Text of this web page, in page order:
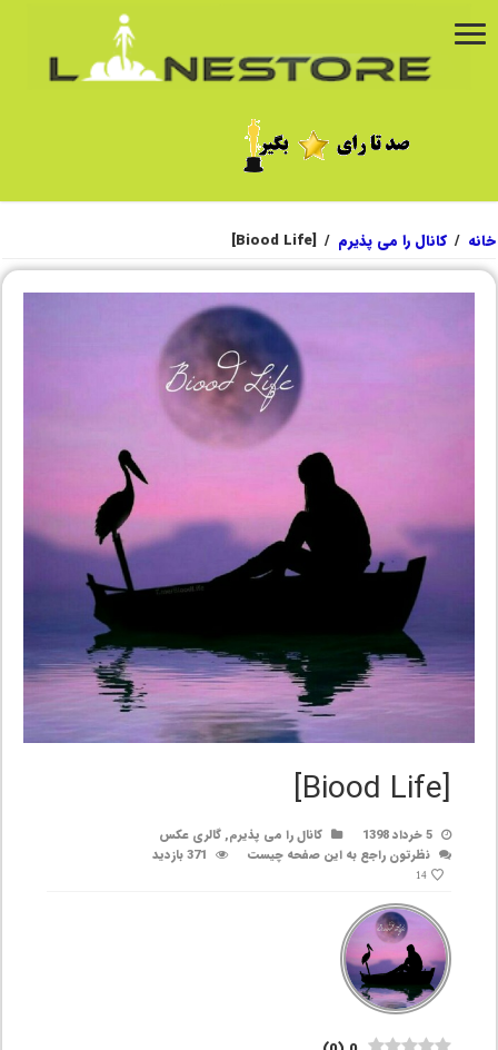
خانه / کانال را می پذیرم /
[Biood Life]
[Biood Life]
5 خرداد 1398 کانال را می پذیرم,گالری عکس
نظرتون راجع به این صفحه چیست
371 بازدید
14